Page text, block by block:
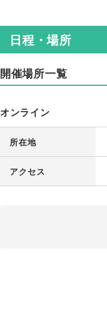
日程・場所
開催場所一覧
オンライン
所在地
アクセス